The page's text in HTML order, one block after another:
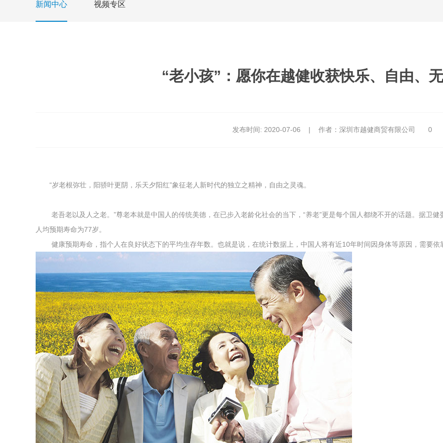
新闻中心 视频专区
“老小孩”：愿你在越健收获快乐、自由、
发布时间: 2020-07-06 | 作者：深圳市越健商贸有限公司 0
“岁老根弥壮，阳骄叶更阴，乐天夕阳红”象征老人新时代的独立之精神，自由之灵魂。
老吾老以及人之老。”尊老本就是中国人的传统美德，在已步入老龄化社会的当下，“养老”更是每个国人都绕不开的话题。据卫健
人均预期寿命为77岁。
健康预期寿命，指个人在良好状态下的平均生存年数。也就是说，在统计数据上，中国人将有近10年时间因身体等原因，需要依